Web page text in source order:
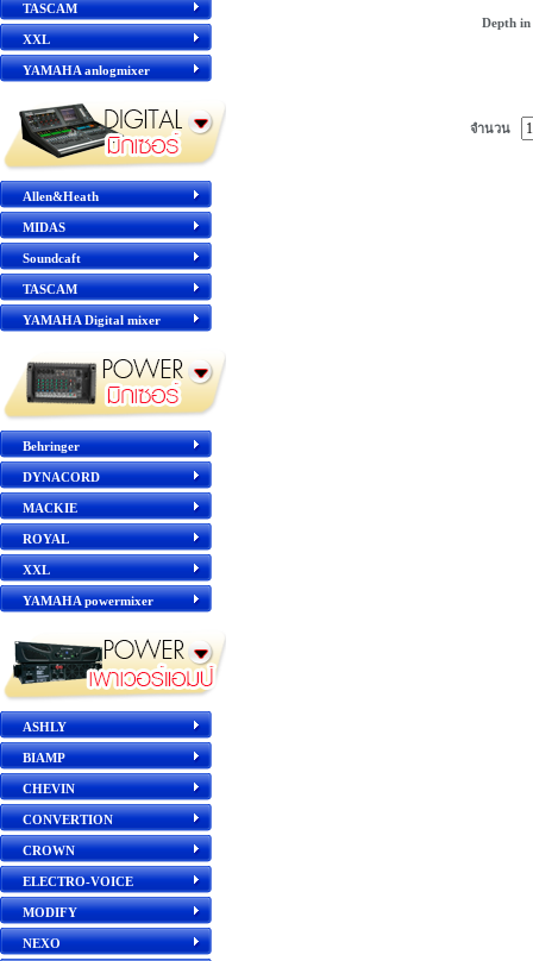
TASCAM
XXL
YAMAHA anlogmixer
Allen&Heath
MIDAS
Soundcaft
TASCAM
YAMAHA Digital mixer
Behringer
DYNACORD
MACKIE
ROYAL
XXL
YAMAHA powermixer
ASHLY
BIAMP
CHEVIN
CONVERTION
CROWN
ELECTRO-VOICE
MODIFY
NEXO
Depth
จำนวน